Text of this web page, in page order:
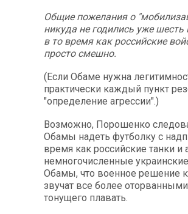
Общие пожелания о
никуда не годились уже
в то время как российские
просто смешно.
(Если Обаме нужна
практически каждый пункт
"определение агрессии".)
Возможно, Порошенко
Обамы надеть футболку с
время как российские танки
немногочисленные
Обамы, что военное решение
звучат все более
тонущего плавать.